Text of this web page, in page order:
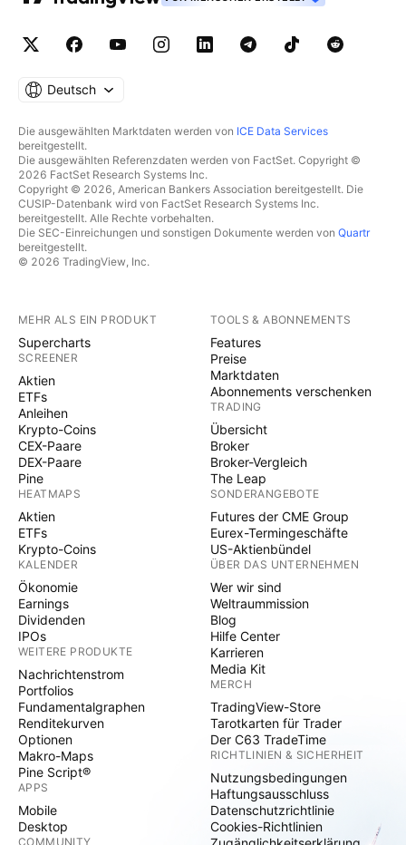
Deutsch
Die ausgewählten Marktdaten werden von ICE Data Services
bereitgestellt.
Die ausgewählten Referenzdaten werden von FactSet. Copyright ©
2026 FactSet Research Systems Inc.
Copyright © 2026, American Bankers Association bereitgestellt. Die
CUSIP-Datenbank wird von FactSet Research Systems Inc.
bereitgestellt. Alle Rechte vorbehalten.
Die SEC-Einreichungen und sonstigen Dokumente werden von Quartr
bereitgestellt.
© 2026 TradingView, Inc.
MEHR ALS EIN PRODUKT
Supercharts
SCREENER
Aktien
ETFs
Anleihen
Krypto-Coins
CEX-Paare
DEX-Paare
Pine
HEATMAPS
Aktien
ETFs
Krypto-Coins
KALENDER
Ökonomie
Earnings
Dividenden
IPOs
WEITERE PRODUKTE
Nachrichtenstrom
Portfolios
Fundamentalgraphen
Renditekurven
Optionen
Makro-Maps
Pine Script®
APPS
Mobile
Desktop
COMMUNITY
TOOLS & ABONNEMENTS
Features
Preise
Marktdaten
Abonnements verschenken
TRADING
Übersicht
Broker
Broker-Vergleich
The Leap
SONDERANGEBOTE
Futures der CME Group
Eurex-Termingeschäfte
US-Aktienbündel
ÜBER DAS UNTERNEHMEN
Wer wir sind
Weltraummission
Blog
Hilfe Center
Karrieren
Media Kit
MERCH
TradingView-Store
Tarotkarten für Trader
Der C63 TradeTime
RICHTLINIEN & SICHERHEIT
Nutzungsbedingungen
Haftungsausschluss
Datenschutzrichtlinie
Cookies-Richtlinien